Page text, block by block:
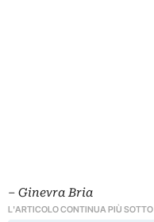
– Ginevra Bria
L'ARTICOLO CONTINUA PIÙ SOTTO